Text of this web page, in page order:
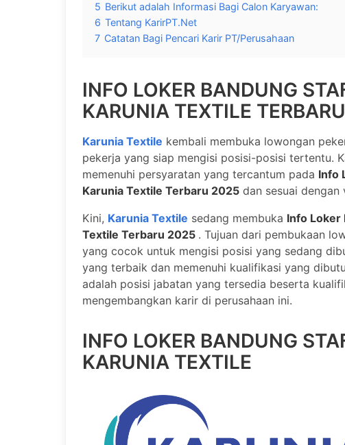
5 Berikut adalah Informasi Bagi Calon Karyawan:
6 Tentang KarirPT.Net
7 Catatan Bagi Pencari Karir PT/Perusahaan
INFO LOKER BANDUNG
KARUNIA TEXTILE
Karunia Textile kembali membuka lowongan
pekerja yang siap mengisi posisi-posisi tertentu.
memenuhi persyaratan yang tercantum pada Info
Karunia Textile Terbaru 2025 dan sesuai dengan
Kini, Karunia Textile sedang membuka Info Loker
Textile Terbaru 2025 . Tujuan dari pembukaan
yang cocok untuk mengisi posisi yang sedang
yang terbaik dan memenuhi kualifikasi yang
adalah posisi jabatan yang tersedia beserta
mengembangkan karir di perusahaan ini.
INFO LOKER BANDUNG
KARUNIA TEXTILE